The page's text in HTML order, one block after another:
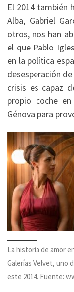
El 2014 también
Alba, Gabriel
otros, nos han
el que Pablo
en la política
desesperación
crisis es capaz
propio coche
Génova para
La historia de amor
Galerías Velvet, uno
este 2014. Fuente: